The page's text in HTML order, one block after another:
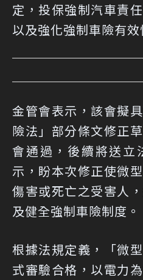
定，投保強制汽車責
以及強化強制車險有效
金管會表示，該會擬
險法」部分條文修正
會通過，後續將送立
示，盼本次修正使微
傷害或死亡之受害人
及健全強制車險制度。
根據法規定義，「微
式審驗合格，以電力